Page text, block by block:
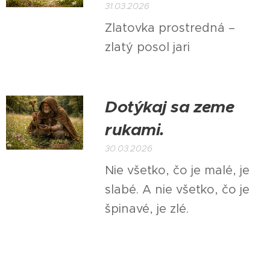
31.03.2026
Zlatovka prostredná –
zlatý posol jari
Dotýkaj sa zeme
rukami.
30.03.2026
Nie všetko, čo je malé, je
slabé. A nie všetko, čo je
špinavé, je zlé.